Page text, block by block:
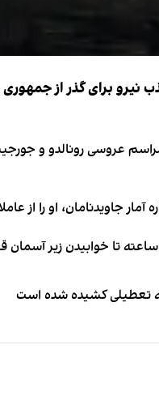
نیرو برای گذر از
جاویدنامان، او را از
تعطیلی کشیده شده است